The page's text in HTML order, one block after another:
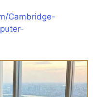
Cambridge-